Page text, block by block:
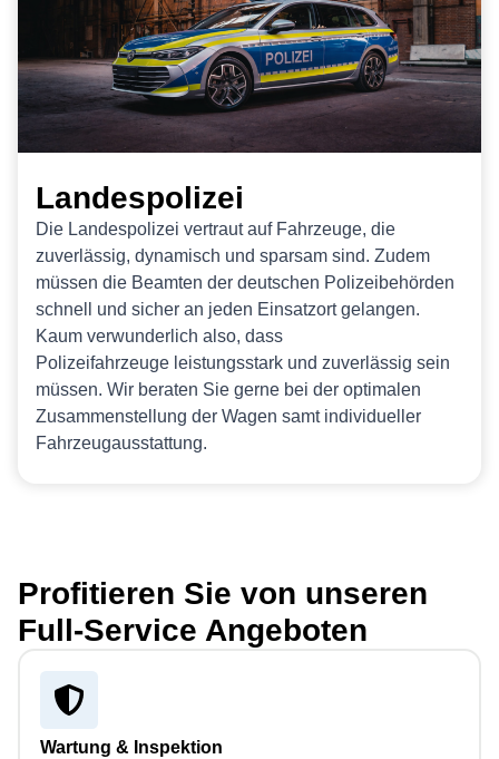
Landespolizei
Die Landespolizei vertraut auf Fahrzeuge, die
zuverlässig, dynamisch und sparsam sind. Zudem
müssen die Beamten der deutschen Polizeibehörden
schnell und sicher an jeden Einsatzort gelangen.
Kaum verwunderlich also, dass
Polizeifahrzeuge leistungsstark und zuverlässig sein
müssen. Wir beraten Sie gerne bei der optimalen
Zusammenstellung der Wagen samt individueller
Fahrzeugausstattung.
Profitieren Sie von unseren
Full-Service Angeboten
Wartung & Inspektion